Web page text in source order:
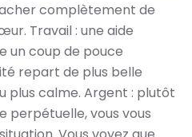
complètement de
Travail : une aide
un coup de pouce
repart de plus belle
plus calme. Argent : plutôt
perpétuelle, vous vous